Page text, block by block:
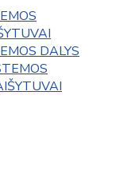
DALYS